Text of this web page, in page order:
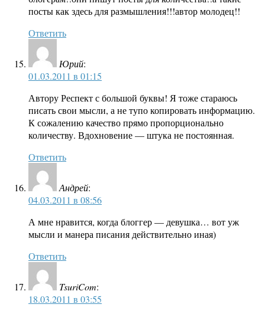
посты как здесь для размышления!!!автор молодец!!
Ответить
Юрий:
01.03.2011 в 01:15
Автору Респект с большой буквы! Я тоже стараюсь
писать свои мысли, а не тупо копировать информацию.
К сожалению качество прямо пропорционально
количеству. Вдохновение — штука не постоянная.
Ответить
Андрей:
04.03.2011 в 08:56
А мне нравится, когда блоггер — девушка… вот уж
мысли и манера писания действительно иная)
Ответить
TsuriCom:
18.03.2011 в 03:55